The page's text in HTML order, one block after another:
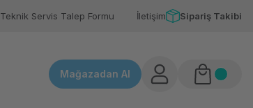
Teknik Servis Talep Formu İletişim Sipariş Takibi
Mağazadan Al